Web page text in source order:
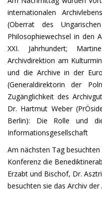
internationalen
(Oberrat des
Philosophiewechsel in den
XXI. Jahrhundert;
Archivdirektion am
und die Archive in der
(Generaldirektorin der
Zugänglichkeit des
Dr. Hartmut Weber
Berlin): Die Rolle und
Informationsgesellschaft
Am nächsten Tag
Konferenz die
Erzabt und Bischof, Dr.
besuchten sie das Archiv der